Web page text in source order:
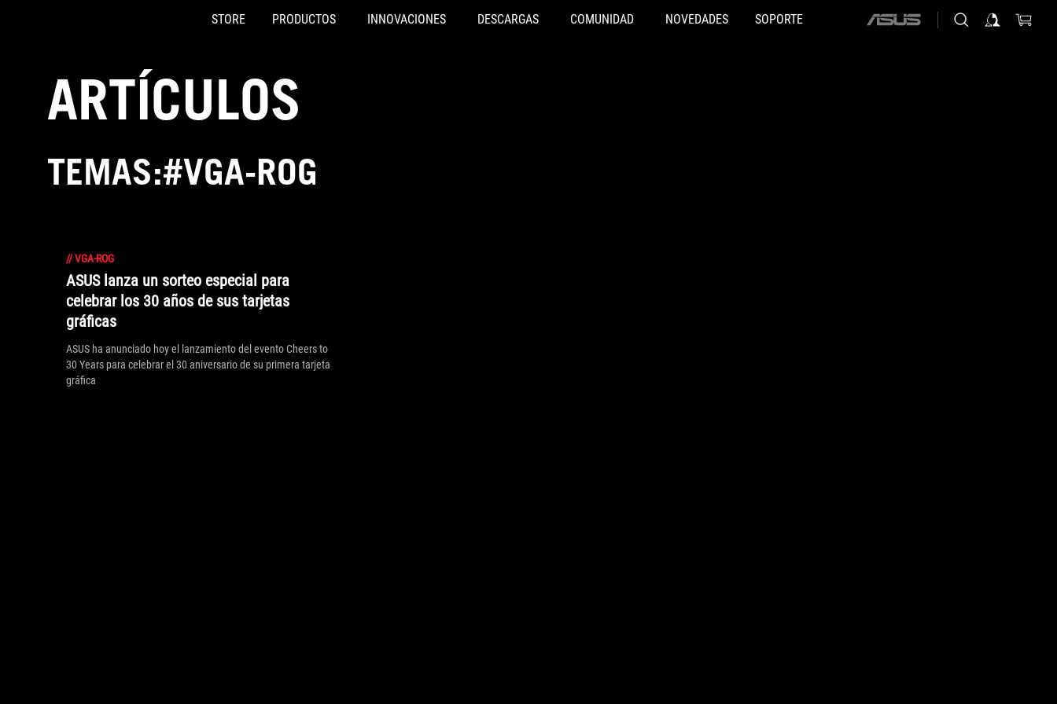
STORE PRODUCTOS INNOVACIONES DESCARGAS COMUNIDAD NOVEDADES SOPORTE
ASUS
ARTÍCULOS
TEMAS:#VGA-ROG
//VGA-ROG
ASUS lanza un sorteo especial para
celebrar los 30 años de sus tarjetas
gráficas
ASUS ha anunciado hoy el lanzamiento del evento Cheers to
30 Years para celebrar el 30 aniversario de su primera tarjeta
gráfica